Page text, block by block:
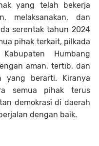
yang telah bekerja
melaksanakan, dan
serentak tahun 2024
pihak terkait, pilkada
Humbang
aman, tertib, dan
yang berarti. Kiranya
semua pihak terus
demokrasi di daerah
dengan baik.